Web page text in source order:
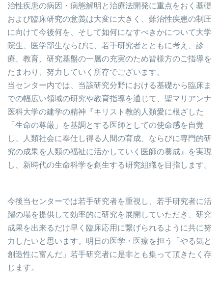
治性疾患の病因・病態解明と治療法開発に重点をおく基礎
および臨床研究の意義は大変に大きく、難治性疾患の制圧
に向けて今後何を、そして如何になすべきかについて大学
院生、医学部生ならびに、若手研究者とともに考え、診
療、教育、研究基盤の一層の充実のため皆様方のご指導を
たまわり、努力していく所存でございます。
当センター内では、当該研究分野における基礎から臨床ま
での幅広い領域の研究や教育指導を通じて、聖マリアンナ
医科大学の建学の精神『キリスト教的人類愛に根ざした
「生命の尊厳」を基調とする医師としての使命感を自覚
し、人類社会に奉仕し得る人間の育成、ならびに専門的研
究の成果を人類の福祉に活かしていく医師の養成』を実現
し、新時代の生命科学を創生する研究組織を目指します。
今後当センターでは若手研究者を重視し、若手研究者に活
躍の場を提供して効率的に研究を展開していただき、研究
成果を出来るだけ早く臨床応用に繋げられるように共に努
力したいと思います。明日の医学・医療を担う「やる気と
創造性に富んだ」若手研究者に是非とも集って頂きたく存
じます。